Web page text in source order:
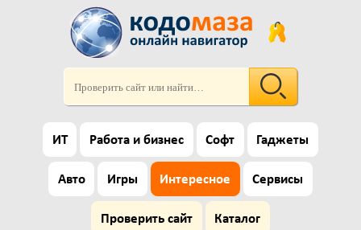
ИТ Работа и бизнес Софт Гаджеты
Авто Игры Интересное Сервисы
Проверить сайт Каталог